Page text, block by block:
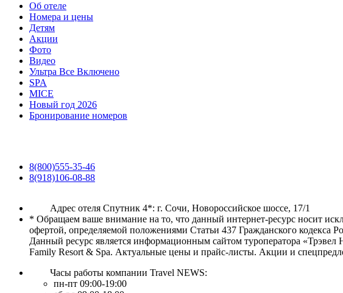
Об отеле
Номера и цены
Детям
Акции
Фото
Видео
Ультра Все Включено
SPA
MICE
Новый год 2026
Бронирование номеров
8(800)555-35-46
8(918)106-08-88
Адрес отеля Спутник 4*: г. Сочи, Новороссийское шоссе, 17/1
* Обращаем ваше внимание на то, что данный интернет-ресурс носит
офертой, определяемой положениями Статьи 437 Гражданского кодекса
Данный ресурс является информационным сайтом туроператора
Family Resort & Spa. Актуальные цены и прайс-листы. Акции и
Часы работы компании Travel NEWS:
пн-пт 09:00-19:00